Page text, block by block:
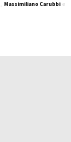
, Massimiliano Carubbi e